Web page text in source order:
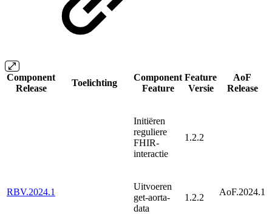
Component
Release
Toelichting
Component
Feature
Feature
Versie
AoF
Release
RBV.2024.1
Initiëren
reguliere
FHIR-
interactie
1.2.2
AoF.2024.1
Uitvoeren
get-aorta-
data
1.2.2